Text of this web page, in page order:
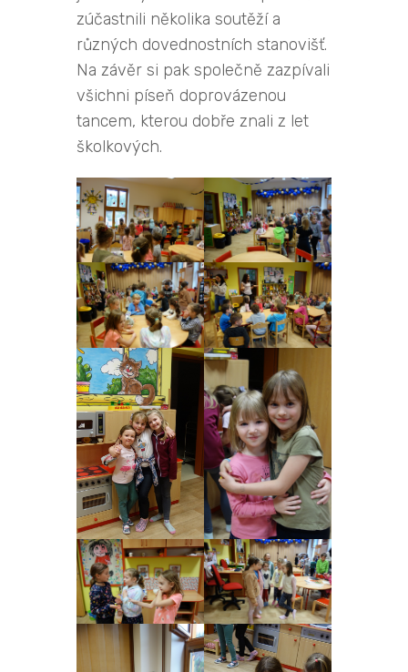
zúčastnili několika soutěží a
různých dovednostních stanovišť.
Na závěr si pak společně zazpívali
všichni píseň doprovázenou
tancem, kterou dobře znali z let
školkových.